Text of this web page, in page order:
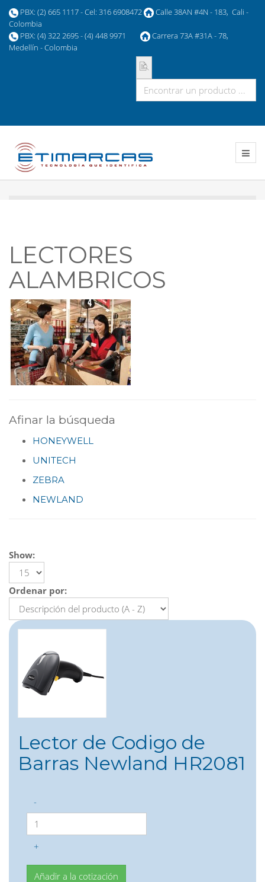
PBX: (2) 665 1117 - Cel: 316 6908472
Calle 38AN #4N - 183, Cali -
Colombia
PBX: (4) 322 2695 - (4) 448 9971
Carrera 73A #31A - 78,
Medellín - Colombia
LECTORES
ALAMBRICOS
Afinar la búsqueda
HONEYWELL
UNITECH
ZEBRA
NEWLAND
Show:
Ordenar por:
Lector de Codigo de
Barras Newland HR2081
-
+